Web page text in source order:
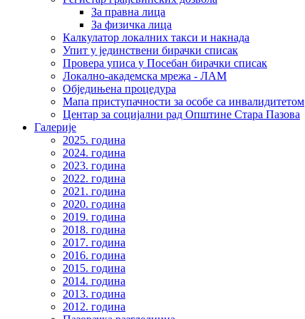
За правна лица
За физичка лица
Калкулатор локалних такси и накнада
Упит у јединствени бирачки списак
Провера уписа у Посебан бирачки списак
Локално-академска мрежа - ЛАМ
Обједињена процедура
Мапа приступачности за особе са инвалидитетом
Центар за социјални рад Општине Стара Пазова
Галерије
2025. година
2024. година
2023. година
2022. година
2021. година
2020. година
2019. година
2018. година
2017. година
2016. година
2015. година
2014. година
2013. година
2012. година